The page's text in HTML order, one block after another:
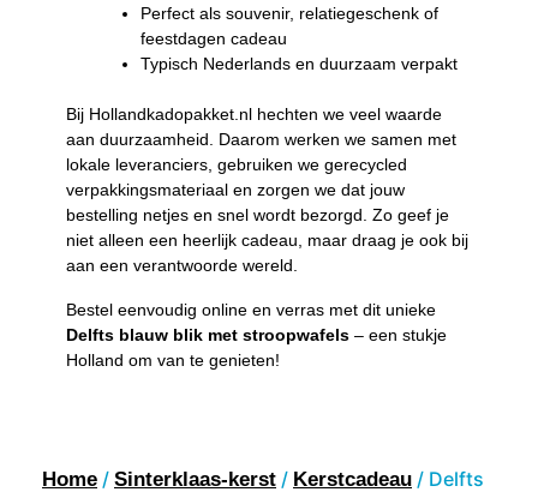
Perfect als souvenir, relatiegeschenk of
feestdagen cadeau
Typisch Nederlands en duurzaam verpakt
Bij Hollandkadopakket.nl hechten we veel waarde
aan duurzaamheid. Daarom werken we samen met
lokale leveranciers, gebruiken we gerecycled
verpakkingsmateriaal en zorgen we dat jouw
bestelling netjes en snel wordt bezorgd. Zo geef je
niet alleen een heerlijk cadeau, maar draag je ook bij
aan een verantwoorde wereld.
Bestel eenvoudig online en verras met dit unieke
Delfts blauw blik met stroopwafels – een stukje
Holland om van te genieten!
Home / Sinterklaas-kerst / Kerstcadeau / Delfts